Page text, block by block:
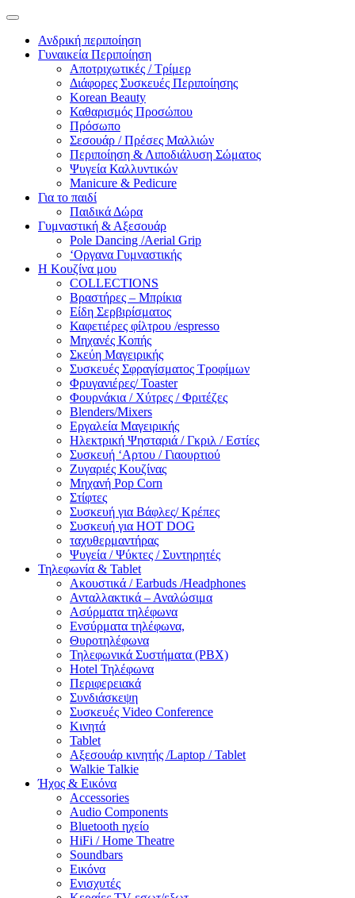
Ανδρική περιποίηση
Γυναικεία Περιποίηση
Αποτριχωτικές / Τρίμερ
Διάφορες Συσκευές Περιποίησης
Korean Beauty
Καθαρισμός Προσώπου
Πρόσωπο
Σεσουάρ / Πρέσες Μαλλιών
Περιποίηση & Λιποδιάλυση Σώματος
Ψυγεία Καλλυντικών
Manicure & Pedicure
Για το παιδί
Παιδικά Δώρα
Γυμναστική & Αξεσουάρ
Pole Dancing /Aerial Grip
‘Οργανα Γυμναστικής
Η Κουζίνα μου
COLLECTIONS
Βραστήρες – Μπρίκια
Είδη Σερβιρίσματος
Καφετιέρες φίλτρου /espresso
Μηχανές Κοπής
Σκεύη Μαγειρικής
Συσκευές Σφραγίσματος Τροφίμων
Φρυγανιέρες/ Toaster
Φουρνάκια / Χύτρες / Φριτέζες
Blenders/Mixers
Εργαλεία Μαγειρικής
Ηλεκτρική Ψησταριά / Γκριλ / Eστίες
Συσκευή ‘Αρτου / Γιαουρτιού
Ζυγαριές Κουζίνας
Μηχανή Pop Corn
Στίφτες
Συσκευή για Βάφλες/ Κρέπες
Συσκευή για HOT DOG
ταχυθερμαντήρας
Ψυγεία / Ψύκτες / Συντηρητές
Τηλεφωνία & Tablet
Ακουστικά / Earbuds /Headphones
Ανταλλακτικά – Αναλώσιμα
Ασύρματα τηλέφωνα
Ενσύρματα τηλέφωνα,
Θυροτηλέφωνα
Τηλεφωνικά Συστήματα (PBX)
Hotel Τηλέφωνα
Περιφερειακά
Συνδιάσκεψη
Συσκευές Video Conference
Κινητά
Tablet
Αξεσουάρ κινητής /Laptop / Tablet
Walkie Talkie
Ήχος & Εικόνα
Accessories
Audio Components
Bluetooth ηχείο
HiFi / Home Theatre
Soundbars
Εικόνα
Ενισχυτές